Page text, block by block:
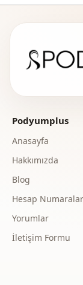
Podyumplus
Anasayfa
Hakkımızda
Blog
Hesap
Yorumlar
İletişim Formu